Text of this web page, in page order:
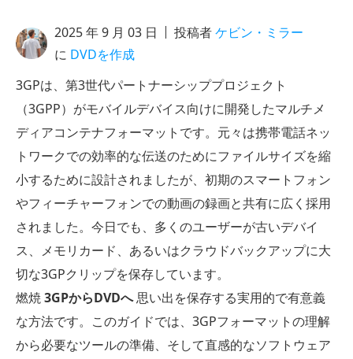
2025 年 9 月 03 日 投稿者ケビン・ミラー
に DVDを作成
3GPは、第3世代パートナーシッププロジェクト
（3GPP）がモバイルデバイス向けに開発したマルチメ
ディアコンテナフォーマットです。元々は携帯電話ネッ
トワークでの効率的な伝送のためにファイルサイズを縮
小するために設計されましたが、初期のスマートフォン
やフィーチャーフォンでの動画の録画と共有に広く採用
されました。今日でも、多くのユーザーが古いデバイ
ス、メモリカード、あるいはクラウドバックアップに大
切な3GPクリップを保存しています。
燃焼3GPからDVDへ思い出を保存する実用的で有意義
な方法です。このガイドでは、3GPフォーマットの理解
から必要なツールの準備、そして直感的なソフトウェア